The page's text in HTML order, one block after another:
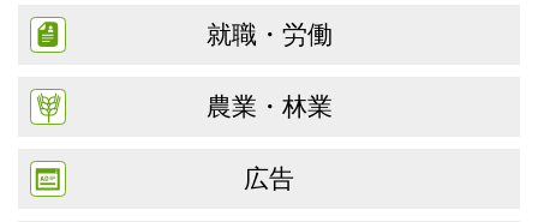
就職・労働
農業・林業
広告